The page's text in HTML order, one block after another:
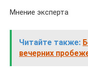
Мнение эксперта
Читайте также:
вечерних